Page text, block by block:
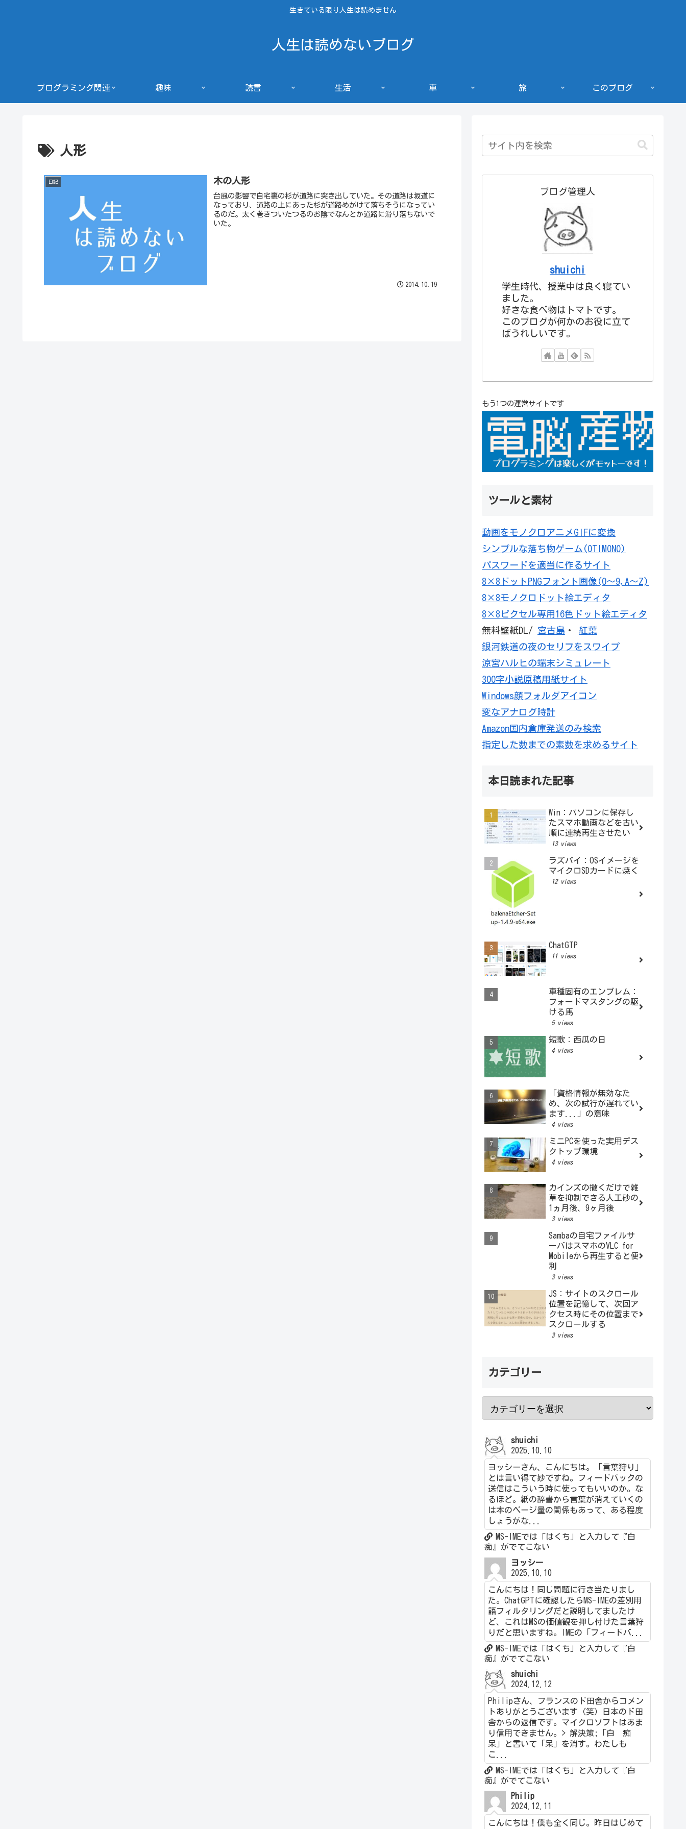
生きている限り人生は読めません
人生は読めないブログ
プログラミング関連 趣味 読書 生活 車 旅 このブログ
人形
日記 木の人形
台風の影響で自宅裏の杉が道路に突き出していた。その道路は坂道に
なっており、道路の上にあった杉が道路めがけて落ちそうになってい
るのだ。太く巻きついたつるのお陰でなんとか道路に滑り落ちないで
いた。
2014.10.19
ブログ管理人
shuichi
学生時代、授業中は良く寝てい
ました。
好きな食べ物はトマトです。
このブログが何かのお役に立て
ばうれしいです。
もう1つの運営サイトです
ツールと素材
動画をモノクロアニメGIFに変換
シンプルな落ち物ゲーム(OTIMONO)
パスワードを適当に作るサイト
8×8ドットPNGフォント画像(0～9,A～Z)
8×8モノクロドット絵エディタ
8×8ピクセル専用16色ドット絵エディタ
無料壁紙DL/ 宮古島 ・ 紅葉
銀河鉄道の夜のセリフをスワイプ
涼宮ハルヒの端末シミュレート
300字小説原稿用紙サイト
Windows顔フォルダアイコン
変なアナログ時計
Amazon国内倉庫発送のみ検索
指定した数までの素数を求めるサイト
本日読まれた記事
Win：パソコンに保存し
たスマホ動画などを古い
順に連続再生させたい
13 views
ラズパイ：OSイメージを
マイクロSDカードに焼く
12 views
ChatGTP
11 views
車種固有のエンブレム：
フォードマスタングの駆
ける馬
5 views
短歌：西瓜の日
4 views
「資格情報が無効なた
め、次の試行が遅れてい
ます...」の意味
4 views
ミニPCを使った実用デス
クトップ環境
4 views
カインズの撒くだけで雑
草を抑制できる人工砂の
1ヵ月後、9ヶ月後
3 views
Sambaの自宅ファイルサ
ーバはスマホのVLC for
Mobileから再生すると便
利
3 views
JS：サイトのスクロール
位置を記憶して、次回ア
クセス時にその位置まで
スクロールする
3 views
カテゴリー
shuichi
2025.10.10
ヨッシーさん、こんにちは。「言葉狩り」
とは言い得て妙ですね。フィードバックの
送信はこういう時に使ってもいいのか。な
るほど。紙の辞書から言葉が消えていくの
は本のページ量の関係もあって、ある程度
しょうがな...
MS-IMEでは「はくち」と入力して『白
痴』がでてこない
ヨッシー
2025.10.10
こんにちは！同じ問題に行き当たりまし
た。ChatGPTに確認したらMS-IMEの差別用
語フィルタリングだと説明してましたけ
ど、これはMSの価値観を押し付けた言葉狩
りだと思いますね。IMEの「フィードバ...
MS-IMEでは「はくち」と入力して『白
痴』がでてこない
shuichi
2024.12.12
Philipさん、フランスのド田舎からコメン
トありがとうございます（笑）日本のド田
舎からの返信です。マイクロソフトはあま
り信用できません。> 解決策;「白 痴
呆」と書いて「呆」を消す。わたしも
こ...
MS-IMEでは「はくち」と入力して『白
痴』がでてこない
Philip
2024.12.11
こんにちは！僕も全く同じ。昨日はじめて